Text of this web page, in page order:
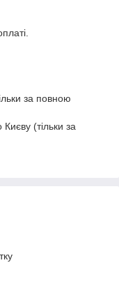
за повною
(тільки за